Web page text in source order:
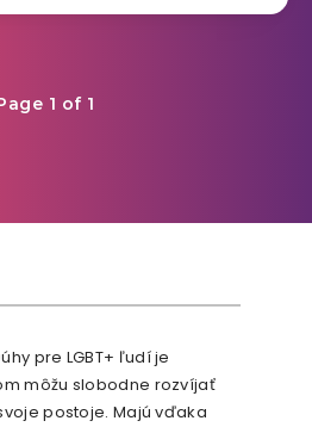
1 of 1
pre LGBT+ ľudí je
môžu slobodne rozvíjať
postoje. Majú vďaka